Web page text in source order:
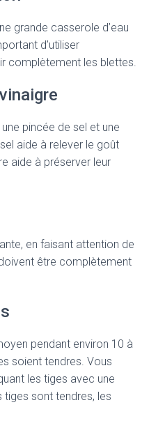
grande casserole d’eau
d’utiliser
complètement les blettes.
pincée de sel et une
aide à relever le goût
aide à préserver leur
en faisant attention de
être complètement
pendant environ 10 à
soient tendres. Vous
les tiges avec une
sont tendres, les